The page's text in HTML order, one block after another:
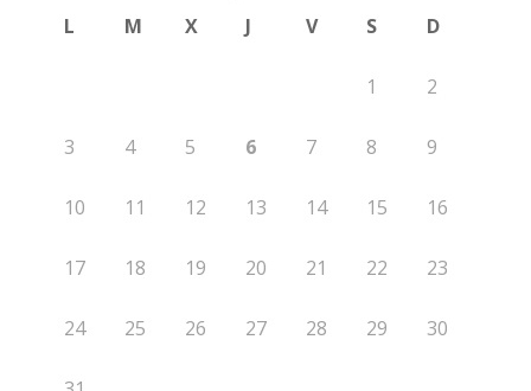
L M X J V S D
1 2
3 4 5 6 7 8 9
10 11 12 13 14 15 16
17 18 19 20 21 22 23
24 25 26 27 28 29 30